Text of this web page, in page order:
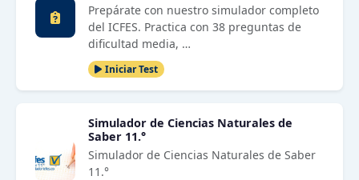
Prepárate con nuestro simulador completo
del ICFES. Practica con 38 preguntas de
dificultad media, …
Iniciar Test
Simulador de Ciencias Naturales de
Saber 11.°
Simulador de Ciencias Naturales de Saber
11.°